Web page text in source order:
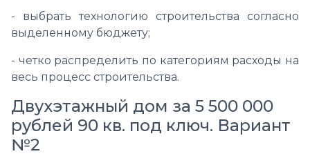
- выбрать технологию строительства согласно
выделенному бюджету;
- четко распределить по категориям расходы на
весь процесс строительства.
Двухэтажный дом за 5 500 000
рублей 90 кв. под ключ. Вариант
№2